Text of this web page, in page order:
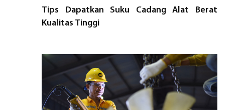
Tips Dapatkan Suku Cadang Alat Berat
Kualitas Tinggi